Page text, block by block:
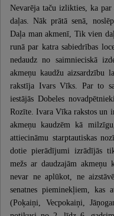
Nevarēja taču izlikties, ka par
daļas. Nāk prātā senā,
Daļa man akmenī, Tik vien
runā par katra sabiedrības
nedaudz no saimnieciskā
akmeņu kaudžu aizsardzību
rakstīja Ivars Vīks. Par to
iestājās Dobeles
Rozīte. Ivara Vīka rakstos un
akmeņu kaudzēm kā
attiecināmu starptautiskas
dotie pierādījumi izrādījās
mežs ar daudzajām akmeņu
nevar ne aplūkot, ne
senatnes pieminekļiem, kas
(Poķaiņi, Vecpokaiņi,